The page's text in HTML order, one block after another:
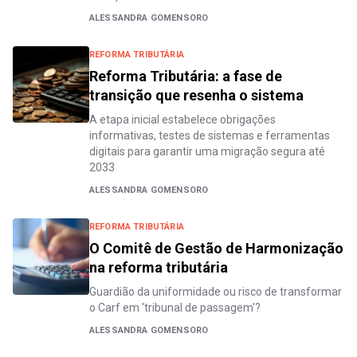
ALESSANDRA GOMENSORO
REFORMA TRIBUTÁRIA
Reforma Tributária: a fase de
transição que resenha o sistema
A etapa inicial estabelece obrigações
informativas, testes de sistemas e ferramentas
digitais para garantir uma migração segura até
2033
ALESSANDRA GOMENSORO
REFORMA TRIBUTÁRIA
O Comitê de Gestão de Harmonização
na reforma tributária
Guardião da uniformidade ou risco de transformar
o Carf em 'tribunal de passagem'?
ALESSANDRA GOMENSORO